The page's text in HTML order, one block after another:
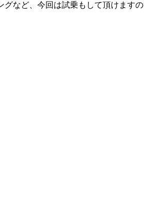
など、今回は試乗もして頂けます